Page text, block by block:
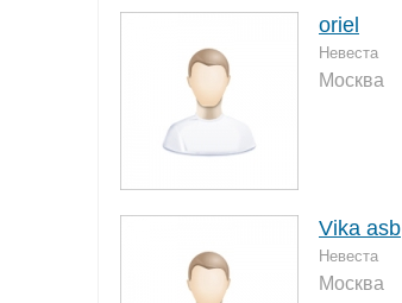
oriel
Невеста
Москва
Vika asb
Невеста
Москва